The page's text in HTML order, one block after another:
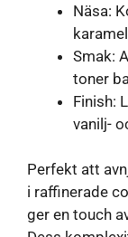
Näsa:
Smak:
toner
Finish:
vanilj-
Perfekt att
i raffinerade
ger en touch